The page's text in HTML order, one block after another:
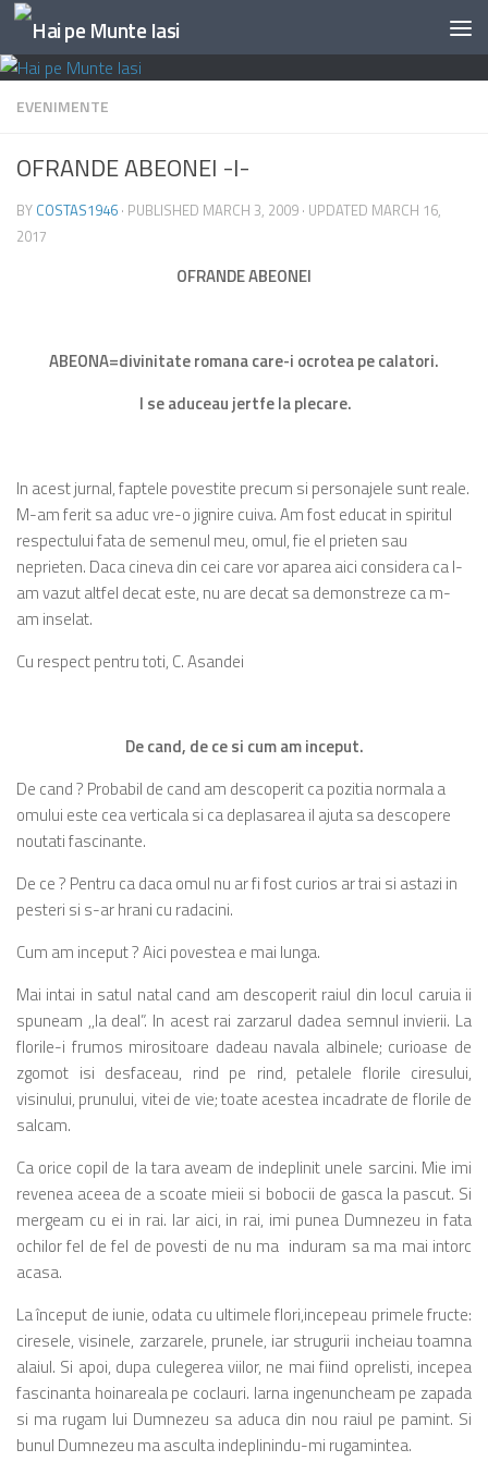
Skip to content
EVENIMENTE
OFRANDE ABEONEI -I-
BY COSTAS1946 · PUBLISHED MARCH 3, 2009 · UPDATED MARCH 16,
2017
OFRANDE ABEONEI
ABEONA=divinitate romana care-i ocrotea pe calatori.
I se aduceau jertfe la plecare.
In acest jurnal, faptele povestite precum si personajele sunt reale.
M-am ferit sa aduc vre-o jignire cuiva. Am fost educat in spiritul
respectului fata de semenul meu, omul, fie el prieten sau
neprieten. Daca cineva din cei care vor aparea aici considera ca l-
am vazut altfel decat este, nu are decat sa demonstreze ca m-
am inselat.
Cu respect pentru toti, C. Asandei
De cand, de ce si cum am inceput.
De cand ? Probabil de cand am descoperit ca pozitia normala a
omului este cea verticala si ca deplasarea il ajuta sa descopere
noutati fascinante.
De ce ? Pentru ca daca omul nu ar fi fost curios ar trai si astazi in
pesteri si s-ar hrani cu radacini.
Cum am inceput ? Aici povestea e mai lunga.
Mai intai in satul natal cand am descoperit raiul din locul caruia ii
spuneam ,,la deal”. In acest rai zarzarul dadea semnul invierii. La
florile-i frumos mirositoare dadeau navala albinele; curioase de
zgomot isi desfaceau, rind pe rind, petalele florile ciresului,
visinului, prunului, vitei de vie; toate acestea incadrate de florile de
salcam.
Ca orice copil de la tara aveam de indeplinit unele sarcini. Mie imi
revenea aceea de a scoate mieii si bobocii de gasca la pascut. Si
mergeam cu ei in rai. Iar aici, in rai, imi punea Dumnezeu in fata
ochilor fel de fel de povesti de nu ma induram sa ma mai intorc
acasa.
La început de iunie, odata cu ultimele flori,incepeau primele fructe:
ciresele, visinele, zarzarele, prunele, iar strugurii incheiau toamna
alaiul. Si apoi, dupa culegerea viilor, ne mai fiind oprelisti, incepea
fascinanta hoinareala pe coclauri. Iarna ingenuncheam pe zapada
si ma rugam lui Dumnezeu sa aduca din nou raiul pe pamint. Si
bunul Dumnezeu ma asculta indeplinindu-mi rugamintea.